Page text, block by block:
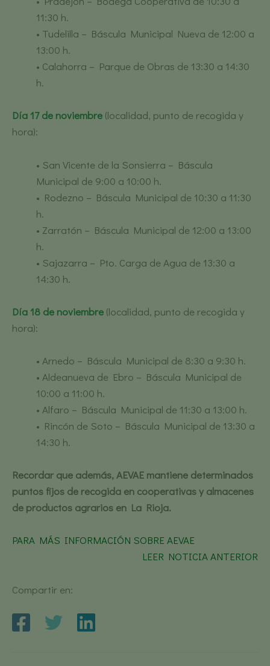
11:30 h.
• Tudelilla – Báscula Municipal Nueva de 12:00 a
13:00 h.
• Calahorra – Parque de Obras de 13:30 a 14:30
h.
Día 17 de noviembre (localidad, punto de recogida y
hora):
• San Vicente de la Sonsierra – Báscula
Municipal de 9:00 a 10:00 h.
• Rodezno – Báscula Municipal de 10:30 a 11:30
h.
• Zarratón – Báscula Municipal de 12:00 a 13:00
h.
• Sajazarra – Pto. Carga de Agua de 13:30 a
14:30 h.
Día 18 de noviembre (localidad, punto de recogida y
hora):
• Arnedo – Báscula Municipal de 8:30 a 9:30 h.
• Aldeanueva de Ebro – Báscula Municipal de
10:00 a 11:00 h.
• Alfaro – Báscula Municipal de 11:30 a 13:00 h.
• Rincón de Soto – Báscula Municipal de 13:30 a
14:30 h.
Recordar que además, AEVAE mantiene determinados
puntos fijos de recogida en cooperativas y almacenes
de productos agrarios en La Rioja.
PARA MÁS INFORMACIÓN SOBRE AEVAE
LEER NOTICIA ANTERIOR
Compartir en: